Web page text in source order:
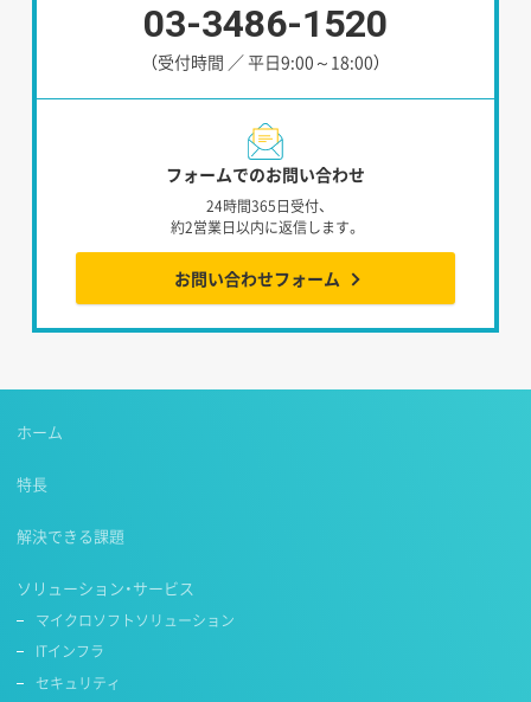
03-3486-1520
（受付時間 ／ 平日9:00～18:00）
フォームでのお問い合わせ
24時間365日受付、
約2営業日以内に返信します。
お問い合わせフォーム
ホーム
特長
解決できる課題
ソリューション・サービス
マイクロソフトソリューション
ITインフラ
セキュリティ